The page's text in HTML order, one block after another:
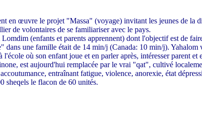
en œuvre le projet "Massa" (voyage) invitant les jeunes de la
de volontaires de se familiariser avec le pays.
(enfants et parents apprennent) dont l'objectif est de
dans une famille était de 14 min/j (Canada: 10 min/j).
où son enfant joue et en parler après, intéresser parent
est aujourd'hui remplacée par le vrai "qat", cultivé
entraînant fatigue, violence, anorexie, état
sheqels le flacon de 60 unités.